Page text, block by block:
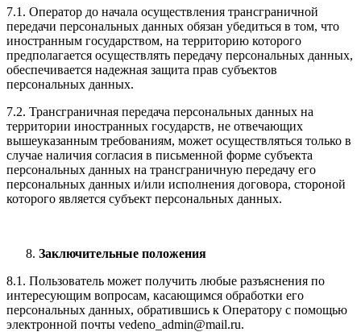
7.1. Оператор до начала осуществления трансграничной
передачи персональных данных обязан убедиться в том, что
иностранным государством, на территорию которого
предполагается осуществлять передачу персональных данных,
обеспечивается надежная защита прав субъектов
персональных данных.
7.2. Трансграничная передача персональных данных на
территории иностранных государств, не отвечающих
вышеуказанным требованиям, может осуществляться только в
случае наличия согласия в письменной форме субъекта
персональных данных на трансграничную передачу его
персональных данных и/или исполнения договора, стороной
которого является субъект персональных данных.
Заключительные положения
8.1. Пользователь может получить любые разъяснения по
интересующим вопросам, касающимся обработки его
персональных данных, обратившись к Оператору с помощью
электронной почты vedeno_admin@mail.ru.